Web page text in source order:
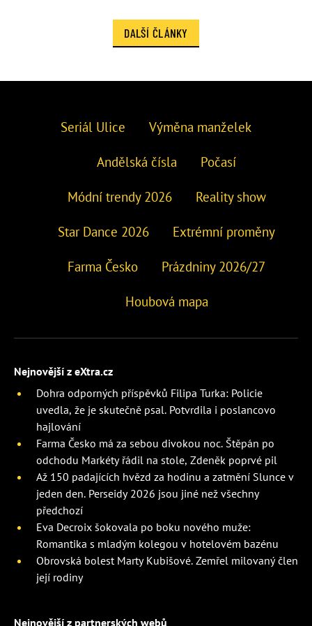
DALŠÍ ČLÁNKY
Seriál Ulice Výměna manželek
Andělská čísla Počasí
Módní trendy 2026 Reality show
Star Dance 2026 Extrémní proměny
Farma Česko Prázdniny 2026/27
Houbová mapa
Nejnovější z eXtra.cz
Dohra odporných příspěvků Filipa Turka: Policie
uvedla, že je skutečně psal. Potvrdila i poslancovo
hajlování
Farma Česko má za sebou divokou noc. Štěpán po
odchodu Markéty řádil na stole, Zdeněk poprvé pil
Až 150 padajících hvězd za hodinu a zatmění Slunce v
jeden den. Perseidy 2026 jsou jiné než všechny
předchozí
Eva Decroix šokovala po boku nového muže:
Romantika s mladým kolegou v hotelovém bazénu
Obrovská bolest Marty Kubišové. Zemřel milovaný člen
její rodiny
Nejnovější z partnerských webů